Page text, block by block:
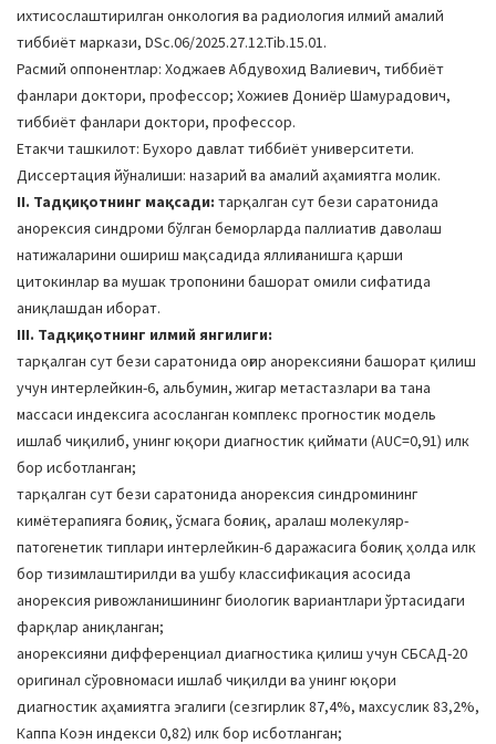
ихтисослаштирилган онкология ва радиология илмий амалий
тиббиёт маркази, DSc.06/2025.27.12.Tib.15.01.
Расмий оппонентлар: Ходжаев Абдувохид Валиевич, тиббиёт
фанлари доктори, профессор; Хожиев Дониёр Шамурадович,
тиббиёт фанлари доктори, профессор.
Етакчи ташкилот: Бухоро давлат тиббиёт университети.
Диссертация йўналиши: назарий ва амалий аҳамиятга молик.
II. Тадқиқотнинг мақсади: тарқалган сут бези саратонида
анорексия синдроми бўлган беморларда паллиатив даволаш
натижаларини ошириш мақсадида яллиғланишга қарши
цитокинлар ва мушак тропонини башорат омили сифатида
аниқлашдан иборат.
III. Тадқиқотнинг илмий янгилиги:
тарқалган сут бези саратонида оғир анорексияни башорат қилиш
учун интерлейкин-6, альбумин, жигар метастазлари ва тана
массаси индексига асосланган комплекс прогностик модель
ишлаб чиқилиб, унинг юқори диагностик қиймати (AUC=0,91) илк
бор исботланган;
тарқалган сут бези саратонида анорексия синдромининг
кимётерапияга боғлиқ, ўсмага боғлиқ, аралаш молекуляр-
патогенетик типлари интерлейкин-6 даражасига боғлиқ ҳолда илк
бор тизимлаштирилди ва ушбу классификация асосида
анорексия ривожланишининг биологик вариантлари ўртасидаги
фарқлар аниқланган;
анорексияни дифференциал диагностика қилиш учун СБСАД-20
оригинал сўровномаси ишлаб чиқилди ва унинг юқори
диагностик аҳамиятга эгалиги (сезгирлик 87,4%, махсуслик 83,2%,
Каппа Коэн индекси 0,82) илк бор исботланган;